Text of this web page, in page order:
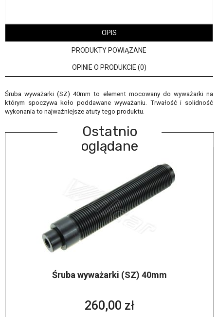
OPIS
PRODUKTY POWIĄZANE
OPINIE O PRODUKCIE (0)
Śruba wyważarki (SZ) 40mm to element mocowany do wyważarki na
którym spoczywa koło poddawane wyważaniu. Trwałość i solidność
wykonania to najważniejsze atuty tego produktu.
Ostatnio
oglądane
Śruba wyważarki (SZ) 40mm
260,00 zł